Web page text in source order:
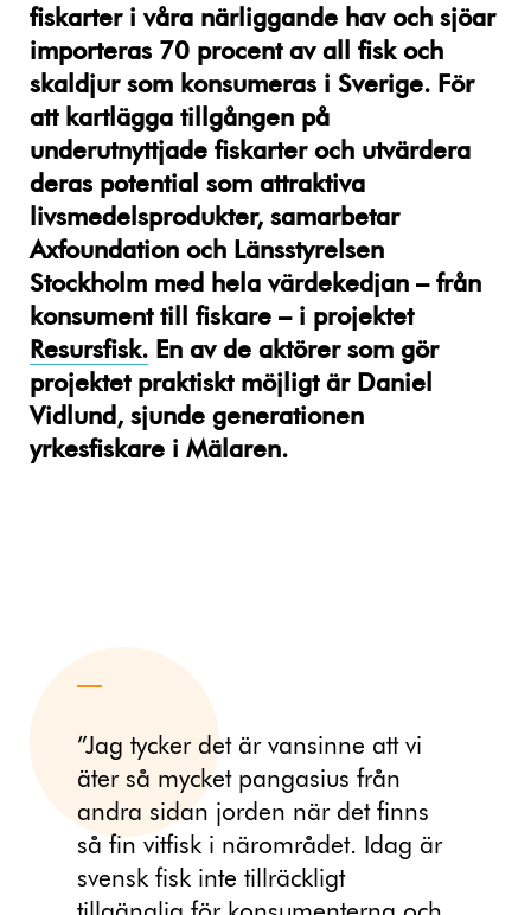
fiskarter i våra närliggande hav och sjöar
importeras 70 procent av all fisk och
skaldjur som konsumeras i Sverige. För
att kartlägga tillgången på
underutnyttjade fiskarter och utvärdera
deras potential som attraktiva
livsmedelsprodukter, samarbetar
Axfoundation och Länsstyrelsen
Stockholm med hela värdekedjan – från
konsument till fiskare – i projektet
Resursfisk. En av de aktörer som gör
projektet praktiskt möjligt är Daniel
Vidlund, sjunde generationen
yrkesfiskare i Mälaren.
”Jag tycker det är vansinne att vi
äter så mycket pangasius från
andra sidan jorden när det finns
så fin vitfisk i närområdet. Idag är
svensk fisk inte tillräckligt